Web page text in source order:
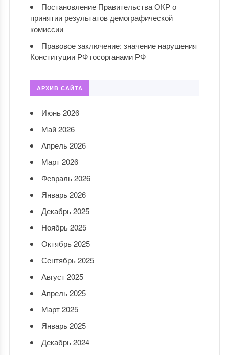
Постановление Правительства ОКР о
принятии результатов демографической
комиссии
Правовое заключение: значение нарушения
Конституции РФ госорганами РФ
АРХИВ САЙТА
Июнь 2026
Май 2026
Апрель 2026
Март 2026
Февраль 2026
Январь 2026
Декабрь 2025
Ноябрь 2025
Октябрь 2025
Сентябрь 2025
Август 2025
Апрель 2025
Март 2025
Январь 2025
Декабрь 2024